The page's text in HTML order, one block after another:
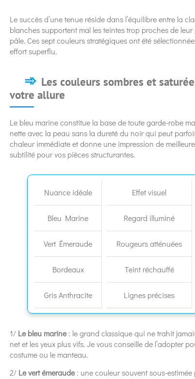
Le succès d’une tenue réside dans l’équilibre entre la
blanches supportent mal les teintes trop proches de
pâle. Ces sept couleurs stratégiques ont été
effort superflu.
Les couleurs sombres et
votre allure
Le bleu marine constitue la base de toute garde-robe
nette avec la peau sans la dureté du noir qui peut
chaleur immédiate et donne une impression de
subtilité pour vos pièces structurantes.
Nuance idéale Effet visuel
Bleu Marine Regard illuminé
Vert Émeraude Rougeurs atténuées
Bordeaux Teint réchauffé
Gris Anthracite Lignes précises
1/ Le bleu marine: le grand classique qui ne trahit
net et les yeux plus vifs. Je vous conseille de l’adopter
costume ou le manteau.
2/ Le vert émeraude: une couleur souvent sous-